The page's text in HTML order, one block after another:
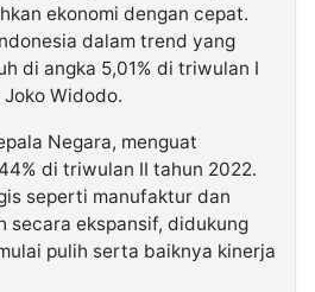
ekonomi dengan cepat.
dalam trend yang
di angka 5,01% di triwulan I
Joko Widodo.
Negara, menguat
di triwulan II tahun 2022.
seperti manufaktur dan
secara ekspansif, didukung
pulih serta baiknya kinerja